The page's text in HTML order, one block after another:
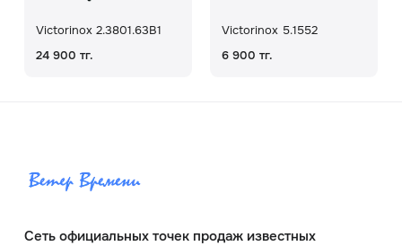
Victorinox 2.3801.63B1
24 900 тг.
Victorinox 5.1552
6 900 тг.
Сеть официальных точек продаж известных